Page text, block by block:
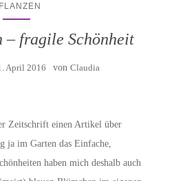
– fragile Schönheit
April 2016 von Claudia
Zeitschrift einen Artikel über
ja im Garten das Einfache,
haben mich deshalb auch